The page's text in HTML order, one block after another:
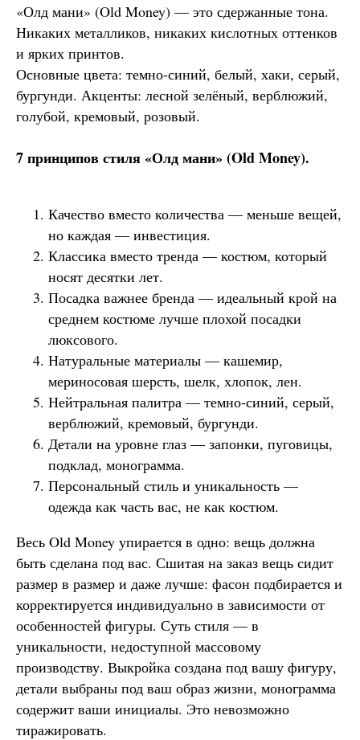
«Олд мани» (Old Money) — это сдержанные тона.
Никаких металликов, никаких кислотных оттенков
и ярких принтов.
Основные цвета: темно-синий, белый, хаки, серый,
бургунди. Акценты: лесной зелёный, верблюжий,
голубой, кремовый, розовый.
7 принципов стиля «Олд мани» (Old Money).
Качество вместо количества — меньше вещей,
но каждая — инвестиция.
Классика вместо тренда — костюм, который
носят десятки лет.
Посадка важнее бренда — идеальный крой на
среднем костюме лучше плохой посадки
люксового.
Натуральные материалы — кашемир,
мериносовая шерсть, шелк, хлопок, лен.
Нейтральная палитра — темно-синий, серый,
верблюжий, кремовый, бургунди.
Детали на уровне глаз — запонки, пуговицы,
подклад, монограмма.
Персональный стиль и уникальность —
одежда как часть вас, не как костюм.
Весь Old Money упирается в одно: вещь должна
быть сделана под вас. Сшитая на заказ вещь сидит
размер в размер и даже лучше: фасон подбирается и
корректируется индивидуально в зависимости от
особенностей фигуры. Суть стиля — в
уникальности, недоступной массовому
производству. Выкройка создана под вашу фигуру,
детали выбраны под ваш образ жизни, монограмма
содержит ваши инициалы. Это невозможно
тиражировать.